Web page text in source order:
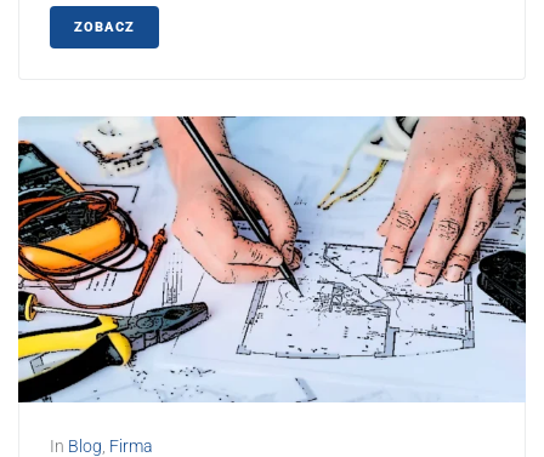
ZOBACZ
In Blog Firma